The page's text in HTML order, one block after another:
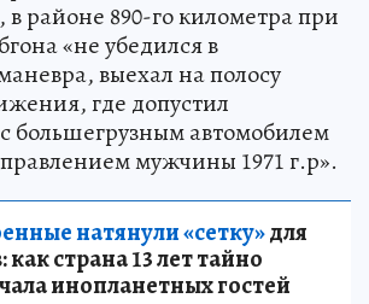
районе 890-го километра при
«не убедился в
выехал на полосу
где допустил
большегрузным автомобилем
мужчины 1971 г.р».
натянули «сетку»для
страна 13 лет тайно
инопланетных гостей